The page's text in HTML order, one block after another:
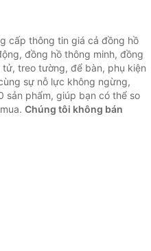
cấp thông tin giá cả đồng hồ
đồng hồ thông minh, đồng
treo tường, để bàn, phụ kiện
sự nỗ lực không ngừng,
sản phẩm, giúp bạn có thể so
Chúng tôi không bán